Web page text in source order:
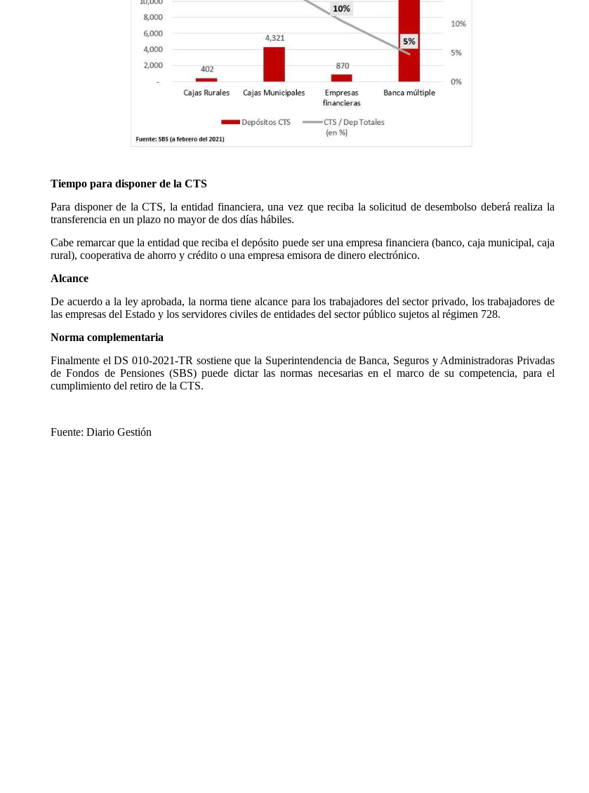
Tiempo para disponer de la CTS
Para disponer de la CTS, la entidad financiera, una vez que reciba la solicitud de desembolso deberá realiza la
transferencia en un plazo no mayor de dos días hábiles.
Cabe remarcar que la entidad que reciba el depósito puede ser una empresa financiera (banco, caja municipal, caja
rural), cooperativa de ahorro y crédito o una empresa emisora de dinero electrónico.
Alcance
De acuerdo a la ley aprobada, la norma tiene alcance para los trabajadores del sector privado, los trabajadores de
las empresas del Estado y los servidores civiles de entidades del sector público sujetos al régimen 728.
Norma complementaria
Finalmente el DS 010-2021-TR sostiene que la Superintendencia de Banca, Seguros y Administradoras Privadas
de Fondos de Pensiones (SBS) puede dictar las normas necesarias en el marco de su competencia, para el
cumplimiento del retiro de la CTS.
Fuente: Diario Gestión